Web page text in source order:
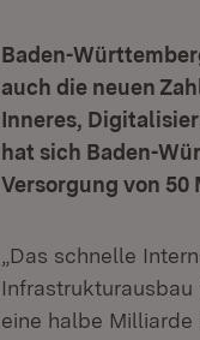
Baden-
auch die neuen
Inneres,
hat sich Baden-
Versorgung von
„Das schnelle
eine halbe